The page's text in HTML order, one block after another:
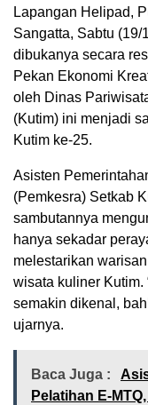
Lapangan Helipad,
Sangatta, Sabtu
dibukanya secara
Pekan Ekonomi
oleh Dinas
(Kutim) ini menjadi
Kutim ke-25.
Asisten
(Pemkesra) Setkab
sambutannya
hanya sekadar
melestarikan
wisata kuliner Kutim.
semakin dikenal,
ujarnya.
Baca Juga :
Pelatihan E-